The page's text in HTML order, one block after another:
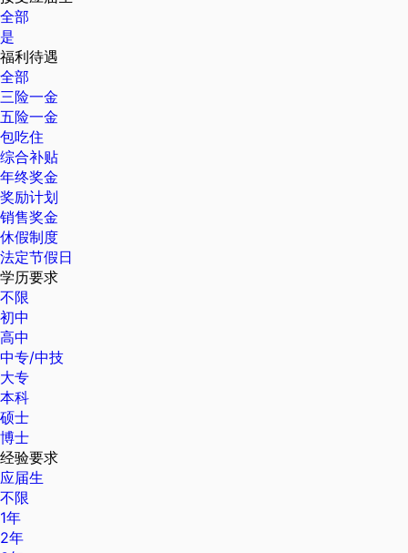
全部
是
福利待遇
全部
三险一金
五险一金
包吃住
综合补贴
年终奖金
奖励计划
销售奖金
休假制度
法定节假日
学历要求
不限
初中
高中
中专/中技
大专
本科
硕士
博士
经验要求
应届生
不限
1年
2年